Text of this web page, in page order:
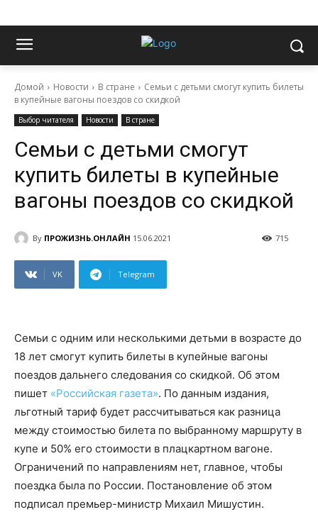
Домой Новости В стране
Семьи с детьми смогут купить билеты
в купейные вагоны поездов со скидкой
Выбор читателя Новости В стране
Семьи с детьми смогут
купить билеты в купейные
вагоны поездов со скидкой
By ПРОЖИЗНЬ.ОНЛАЙН 15.06.2021 715
VK Telegram
Семьи с одним или несколькими детьми в возрасте до
18 лет смогут купить билеты в купейные вагоны
поездов дальнего следования со скидкой. Об этом
пишет «Российская газета». По данным издания,
льготный тариф будет рассчитываться как разница
между стоимостью билета по выбранному маршруту в
купе и 50% его стоимости в плацкартном вагоне.
Ограничений по направлениям нет, главное, чтобы
поездка была по России. Постановление об этом
подписал премьер-министр Михаил Мишустин.